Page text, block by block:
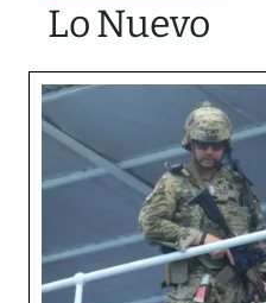
Lo Nuevo